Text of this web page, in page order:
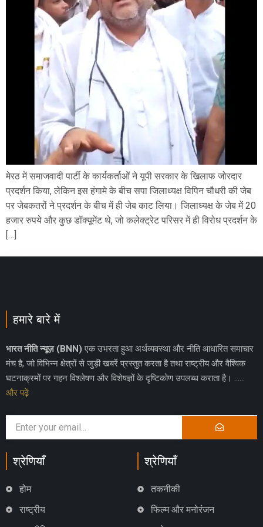
मेरठ में समाजवादी पार्टी के कार्यकर्ताओं ने यूपी सरकार के खिलाफ जोरदार
प्रदर्शन किया, लेकिन इस हंगामे के बीच सपा जिलाध्यक्ष विपिन चौधरी की जेब
पर जेबकतरों ने प्रदर्शन के बीच में ही जेब काट लिया। जिलाध्यक्ष के जेब में 20
हजार रुपये और कुछ डॉक्यूमेंट थे, जो कलेक्ट्रेट परिसर में ही विरोध प्रदर्शन के
[…]
हमारे बारे में
भारत नीति न्यूज़ (BNN) एक उभरता हुआ अर्थव्यवस्था और नीति आधारित समाचार
मंच है, जो विभिन्न क्षेत्रों से जुड़ी खबरें प्रस्तुत करता है तथा राष्ट्रीय और वैश्विक
घटनाक्रमों पर गहन विश्लेषण और विशेषज्ञों के दृष्टिकोण उपलब्ध कराता है। ……
और पढ़ें
श्रेणियाँ
होम
राष्ट्रीय
श्रेणियाँ
तकनीकी
फिल्म और मनोरंजन